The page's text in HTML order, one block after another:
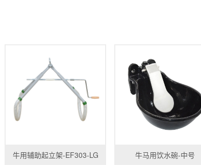
牛用辅助起立架-EF303-LG 牛马用饮水碗-中号